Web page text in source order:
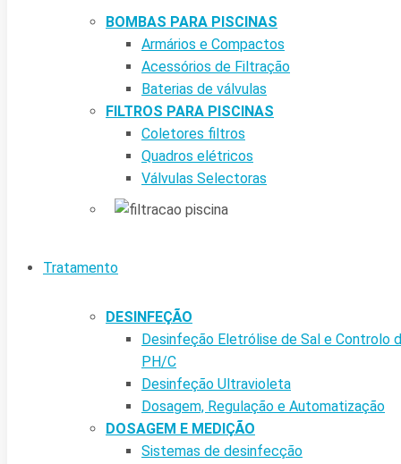
BOMBAS PARA PISCINAS
Armários e Compactos
Acessórios de Filtração
Baterias de válvulas
FILTROS PARA PISCINAS
Coletores filtros
Quadros elétricos
Válvulas Selectoras
Tratamento
DESINFEÇÃO
Desinfeção Eletrólise de Sal e Controlo
PH/C
Desinfeção Ultravioleta
Dosagem, Regulação e Automatização
DOSAGEM E MEDIÇÃO
Sistemas de desinfecção